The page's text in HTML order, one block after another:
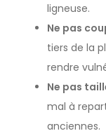
ligneuse.
Ne pas
tiers de la
rendre
Ne pas
mal à
anciennes.